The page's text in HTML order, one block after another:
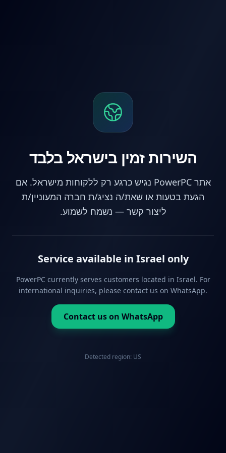
השירות זמין בישראל בלבד
אתר PowerPC נגיש כרגע רק ללקוחות מישראל. אם
הגעת בטעות או שאת/ה נציג/ת חברה המעוניין/ת
ליצור קשר — נשמח לשמוע.
Service available in Israel only
PowerPC currently serves customers located in Israel. For
international inquiries, please contact us on WhatsApp.
Contact us on WhatsApp
Detected region: US